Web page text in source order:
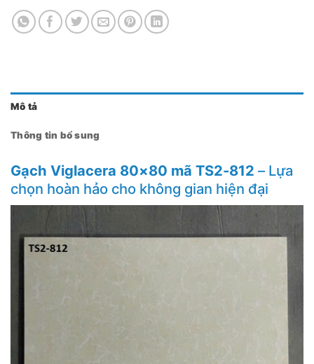
Mô tả
Thông tin bổ sung
Gạch Viglacera 80×80 mã TS2-812 – Lựa
chọn hoàn hảo cho không gian hiện đại